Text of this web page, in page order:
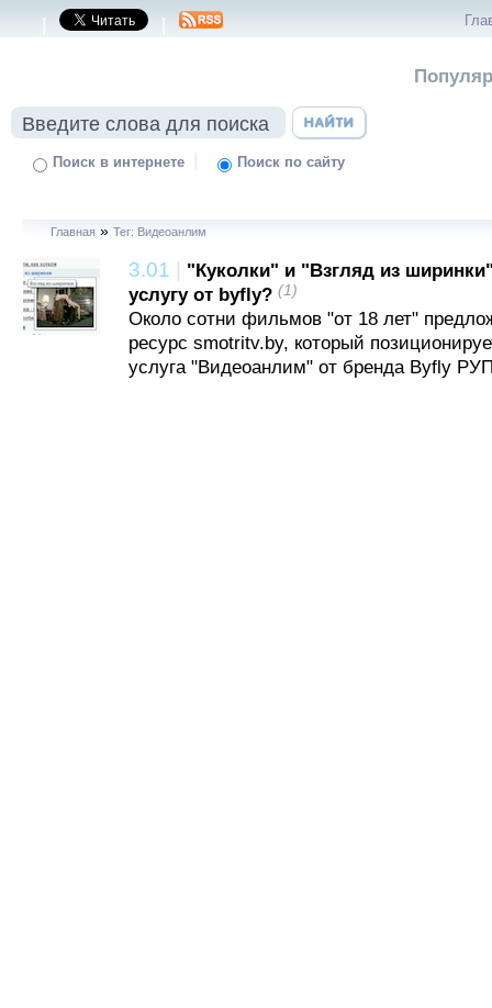
| |
Поиск в интернете | Поиск по сайту
Главная » Тег: Видеоанлим
3.01
"Куколки" и "Взгляд из
услугу от byfly? (1)
Около сотни фильмов "от 18 лет"
ресурс smotritv.by, который
услуга "Видеоанлим" от бренда Byfly